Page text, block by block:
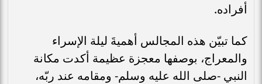
أفراده.
كما تبيّن هذه المجالس أهميةَ ليلة الإسراء
والمعراج، بوصفها معجزة عظيمة أكدت مكانة
النبي -صلى الله عليه وسلم- ومقامه عند ربّه،